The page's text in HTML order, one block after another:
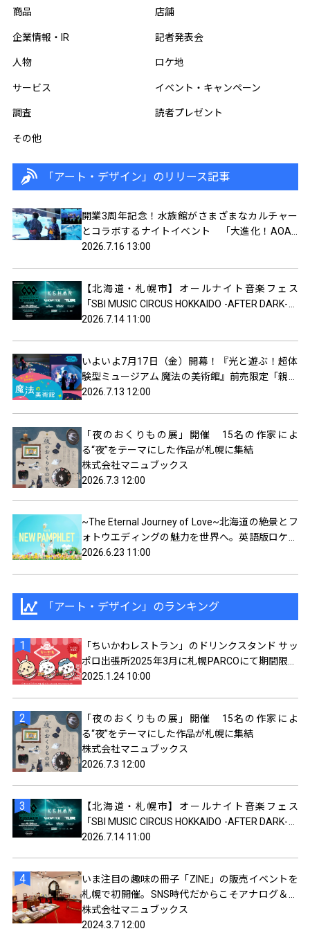
商品 店舗
企業情報・IR 記者発表会
人物 ロケ地
サービス イベント・キャンペーン
調査 読者プレゼント
その他
「アート・デザイン」のリリース記事
開業3周年記念！水族館がさまざまなカルチャー
とコラボするナイトイベント 「大進化！AOAO
SAPPORO 夏の夜更かしまつり8DAYS」を7月18
2026.7.16 13:00
【北海道・札幌市】オールナイト音楽フェス
「SBI MUSIC CIRCUS HOKKAIDO -AFTER DARK-」
出演者フルラインナップ発表のお知らせ
2026.7.14 11:00
いよいよ7⽉17⽇（⾦）開幕！『光と遊ぶ！超体
験型ミュージアム 魔法の美術館』前売限定「親⼦
ペアチケット」好評販売中！
2026.7.13 12:00
「夜のおくりもの展」開催 15名の作家によ
る“夜”をテーマにした作品が札幌に集結
株式会社マニュブックス
2026.7.3 12:00
~The Eternal Journey of Love~北海道の絶景とフ
ォトウエディングの魅力を世界へ。英語版ロケー
ションフォトパンフレットが新登場。
2026.6.23 11:00
「アート・デザイン」のランキング
「ちいかわレストラン」のドリンクスタンド サッ
ポロ出張所2025年3月に札幌PARCOにて期間限定
で開催決定!!「ちいかわレストラングッズショッ
2025.1.24 10:00
「夜のおくりもの展」開催 15名の作家によ
る“夜”をテーマにした作品が札幌に集結
株式会社マニュブックス
2026.7.3 12:00
【北海道・札幌市】オールナイト音楽フェス
「SBI MUSIC CIRCUS HOKKAIDO -AFTER DARK-」
出演者フルラインナップ発表のお知らせ
2026.7.14 11:00
いま注目の趣味の冊子「ZINE」の販売イベントを
札幌で初開催。SNS時代だからこそアナログ＆手
作りが面白い！
株式会社マニュブックス
2024.3.7 12:00